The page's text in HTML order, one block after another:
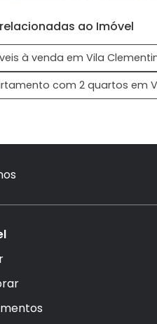
ao Imóvel
à venda em Vila
com 2 quartos em